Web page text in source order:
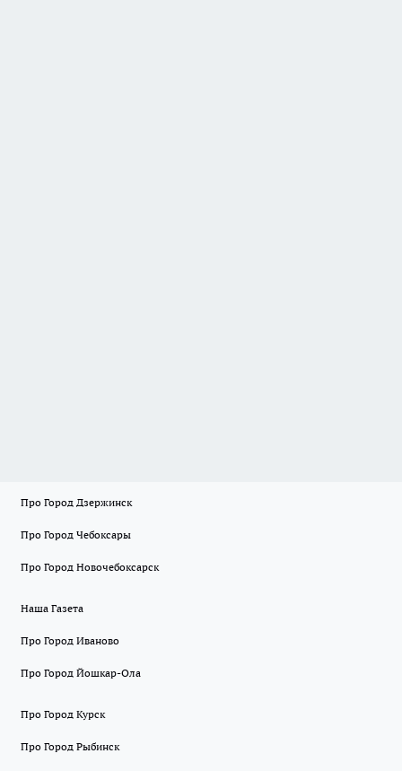
Про Город Дзержинск
Про Город Чебоксары
Про Город Новочебоксарск
Наша Газета
Про Город Иваново
Про Город Йошкар-Ола
Про Город Курск
Про Город Рыбинск